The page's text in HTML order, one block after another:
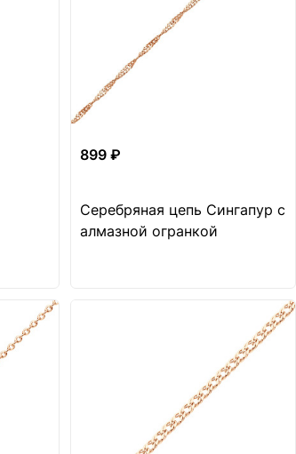
899 ₽
Серебряная цепь Сингапур с
алмазной огранкой